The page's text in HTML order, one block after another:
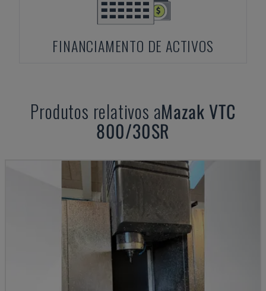
FINANCIAMENTO DE ACTIVOS
Produtos relativos aMazak VTC
800/30SR